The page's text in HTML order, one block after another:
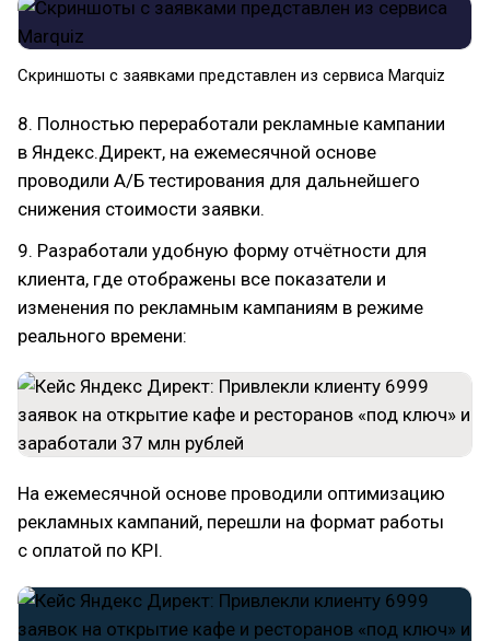
Скриншоты с заявками представлен из сервиса Marquiz
8. Полностью переработали рекламные кампании
в Яндекс.Директ, на ежемесячной основе
проводили А/Б тестирования для дальнейшего
снижения стоимости заявки.
9. Разработали удобную форму отчётности для
клиента, где отображены все показатели и
изменения по рекламным кампаниям в режиме
реального времени:
На ежемесячной основе проводили оптимизацию
рекламных кампаний, перешли на формат работы
с оплатой по KPI.